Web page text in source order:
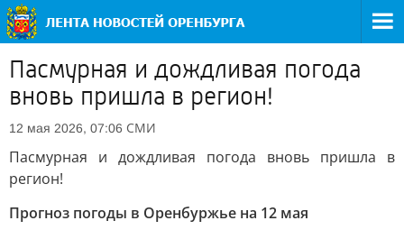
Пасмурная и дождливая погода
вновь пришла в регион!
12 мая 2026, 07:06 СМИ
Пасмурная и дождливая погода вновь пришла в
регион!
Прогноз погоды в Оренбуржье на 12 мая